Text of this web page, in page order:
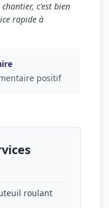
c'est bien
rapide à
positif
roulant